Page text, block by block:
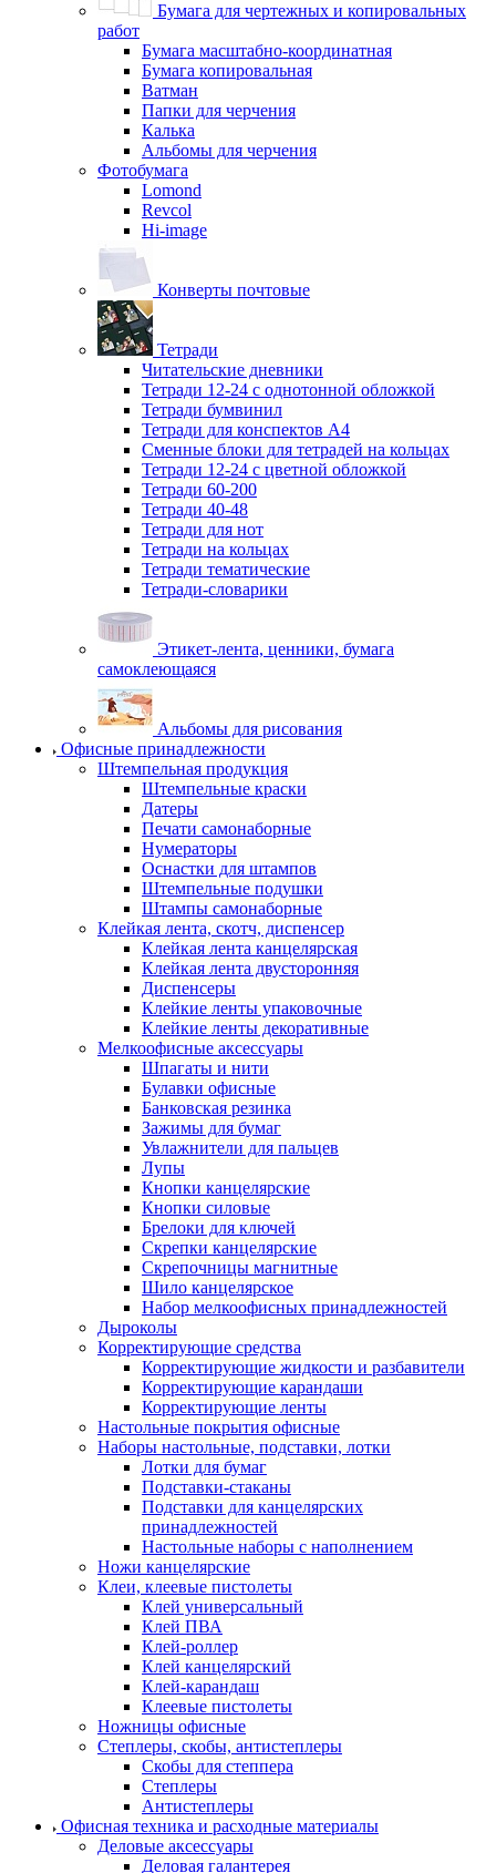
Бумага для чертежных и копировальных
работ
Бумага масштабно-координатная
Бумага копировальная
Ватман
Папки для черчения
Калька
Альбомы для черчения
Фотобумага
Lomond
Revcol
Hi-image
Конверты почтовые
Тетради
Читательские дневники
Тетради 12-24 с однотонной обложкой
Тетради бумвинил
Тетради для конспектов А4
Сменные блоки для тетрадей на кольцах
Тетради 12-24 с цветной обложкой
Тетради 60-200
Тетради 40-48
Тетради для нот
Тетради на кольцах
Тетради тематические
Тетради-словарики
Этикет-лента, ценники, бумага
самоклеющаяся
Альбомы для рисования
Офисные принадлежности
Штемпельная продукция
Штемпельные краски
Датеры
Печати самонаборные
Нумераторы
Оснастки для штампов
Штемпельные подушки
Штампы самонаборные
Клейкая лента, скотч, диспенсер
Клейкая лента канцелярская
Клейкая лента двусторонняя
Диспенсеры
Клейкие ленты упаковочные
Клейкие ленты декоративные
Мелкоофисные аксессуары
Шпагаты и нити
Булавки офисные
Банковская резинка
Зажимы для бумаг
Увлажнители для пальцев
Лупы
Кнопки канцелярские
Кнопки силовые
Брелоки для ключей
Скрепки канцелярские
Скрепочницы магнитные
Шило канцелярское
Набор мелкоофисных принадлежностей
Дыроколы
Корректирующие средства
Корректирующие жидкости и разбавители
Корректирующие карандаши
Корректирующие ленты
Настольные покрытия офисные
Наборы настольные, подставки, лотки
Лотки для бумаг
Подставки-стаканы
Подставки для канцелярских
принадлежностей
Настольные наборы с наполнением
Ножи канцелярские
Клеи, клеевые пистолеты
Клей универсальный
Клей ПВА
Клей-роллер
Клей канцелярский
Клей-карандаш
Клеевые пистолеты
Ножницы офисные
Степлеры, скобы, антистеплеры
Скобы для степпера
Степлеры
Антистеплеры
Офисная техника и расходные материалы
Деловые аксессуары
Деловая галантерея